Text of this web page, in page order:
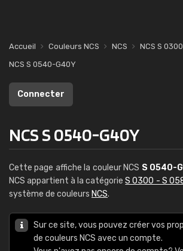
Accueil Couleurs NCS NCS
NCS S
NCS S 0540-G40Y
Connecter
NCS S 0540-G40Y
Cette page affiche la couleur NCS S 0540-
NCS appartient à la catégorieS 0300 - S
système de couleurs NCS.
Sur ce site, vous pouvez créer vos
de couleurs NCS avec un compte.